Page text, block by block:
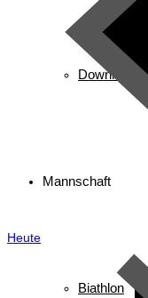
Downloads
Mannschaft
Biathlon
Heute